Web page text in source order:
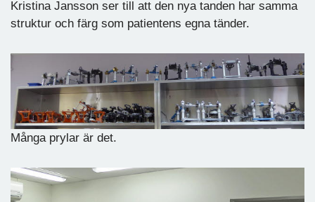
Kristina Jansson ser till att den nya tanden har samma
struktur och färg som patientens egna tänder.
Många prylar är det.